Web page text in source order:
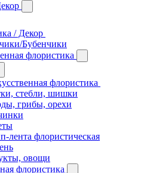
/ Декор
Бубенчики
флористика
флористика
стебли, шишки
грибы, орехи
лента флористическая
овощи
флористика